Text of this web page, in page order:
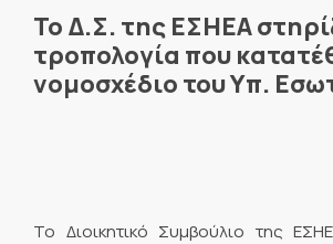
Το Δ.Σ. της ΕΣΗΕΑ
τροπολογία που
νομοσχέδιο του Υπ.
Το Διοικητικό Συμβούλιο της